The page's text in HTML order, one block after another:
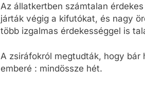
Az állatkertben számtalan
járták végig a kifutókat, és nagy
több izgalmas érdekességgel is
A zsiráfokról megtudták, hogy
emberé : mindössze hét.